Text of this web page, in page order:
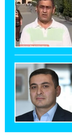
վերաբերող
Գևորգյան